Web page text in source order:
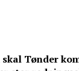
Tønder